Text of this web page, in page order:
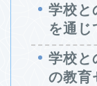
学校と
を通じ
学校と
の教育